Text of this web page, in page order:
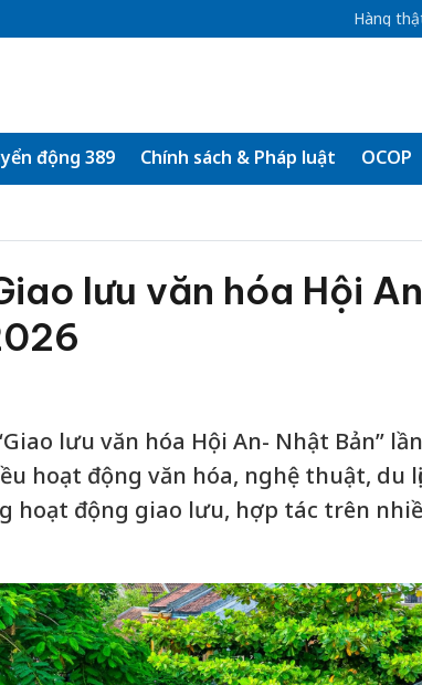
Hàng
động 389 Chính sách & Pháp luật OCOP
lưu văn hóa Hội
lưu văn hóa Hội An- Nhật Bản” lần
hoạt động văn hóa, nghệ thuật, du
hoạt động giao lưu, hợp tác trên